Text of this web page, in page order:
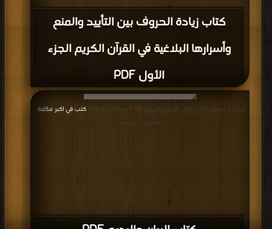
كتاب زيادة الحروف بين التأييد والمنع
وأسرارها البلاغية في القرآن الكريم الجزء
الأول PDF
قراءة و تحميل كتاب كتاب البيان والبديع PDF مجانا | مكتبة > كتب في اكبر مكتبة
التحميل : مرة/مرات